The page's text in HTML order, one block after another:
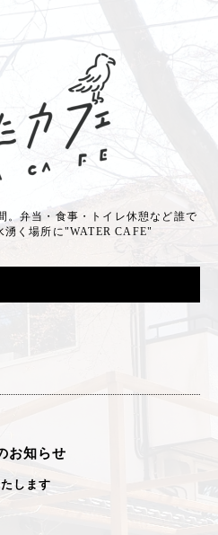
。弁当・食事・トイレ休憩など誰で
湧く場所に"WATER CAFE"
お知らせ
します